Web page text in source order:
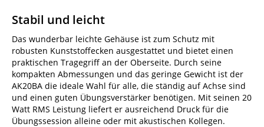
Stabil und leicht
Das wunderbar leichte Gehäuse ist zum Schutz mit
robusten Kunststoffecken ausgestattet und bietet einen
praktischen Tragegriff an der Oberseite. Durch seine
kompakten Abmessungen und das geringe Gewicht ist der
AK20BA die ideale Wahl für alle, die ständig auf Achse sind
und einen guten Übungsverstärker benötigen. Mit seinen 20
Watt RMS Leistung liefert er ausreichend Druck für die
Übungssession alleine oder mit akustischen Kollegen.